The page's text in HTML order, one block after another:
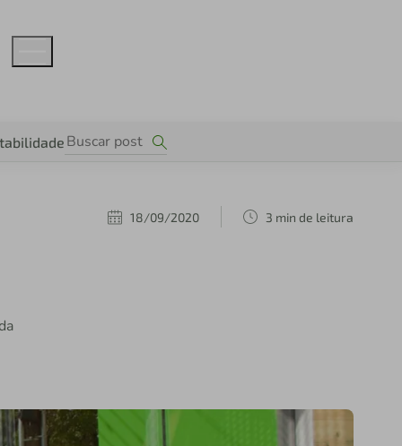
18/09/2020 3 min de leitura